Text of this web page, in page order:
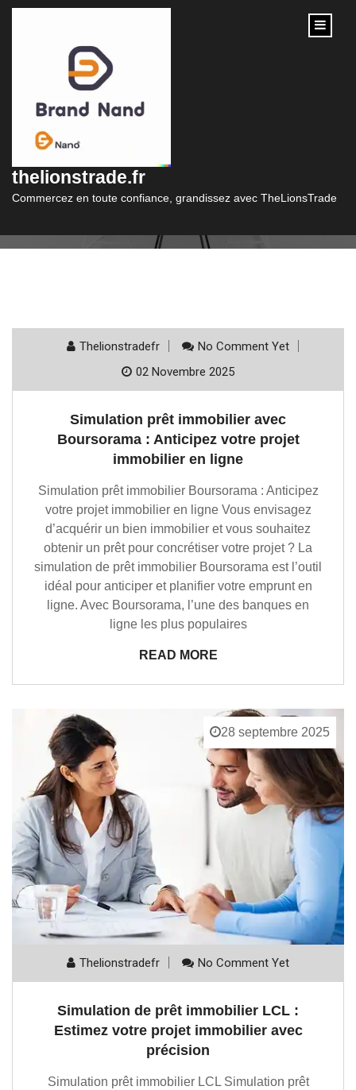
content
thelionstrade.fr
Commercez en toute confiance, grandissez avec TheLionsTrade
Thelionstradefr
No Comment Yet
02 Novembre 2025
Simulation prêt immobilier avec
Boursorama : Anticipez votre projet
immobilier en ligne
Simulation prêt immobilier Boursorama : Anticipez
votre projet immobilier en ligne Vous envisagez
d’acquérir un bien immobilier et vous souhaitez
obtenir un prêt pour concrétiser votre projet ? La
simulation de prêt immobilier Boursorama est l’outil
idéal pour anticiper et planifier votre emprunt en
ligne. Avec Boursorama, l’une des banques en
ligne les plus populaires
READ MORE
28 septembre 2025
Thelionstradefr No Comment Yet
Simulation de prêt immobilier LCL :
Estimez votre projet immobilier avec
précision
Simulation prêt immobilier LCL Simulation prêt